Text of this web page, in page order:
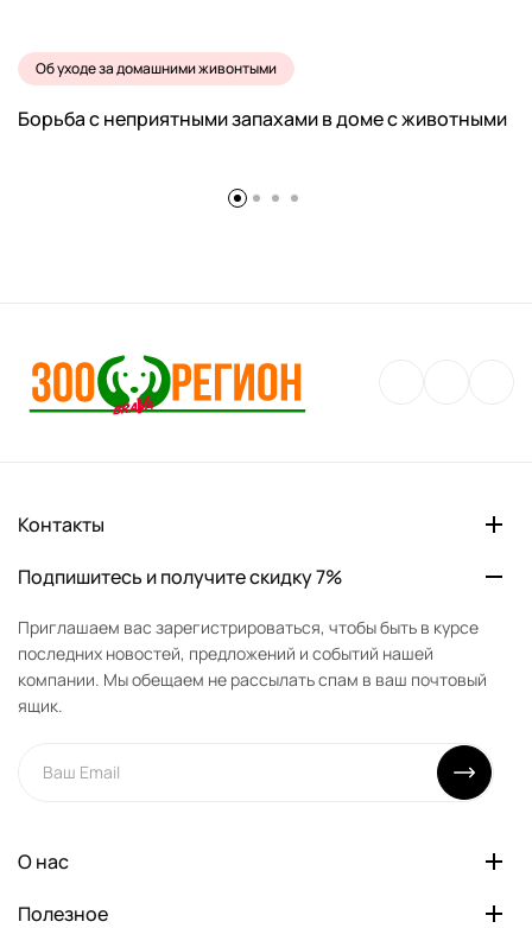
Об уходе за домашними живонтыми
Борьба с неприятными запахами в доме с животными
Контакты
Подпишитесь и получите скидку 7%
Приглашаем вас зарегистрироваться, чтобы быть в курсе
последних новостей, предложений и событий нашей
компании. Мы обещаем не рассылать спам в ваш почтовый
ящик.
О нас
Полезное